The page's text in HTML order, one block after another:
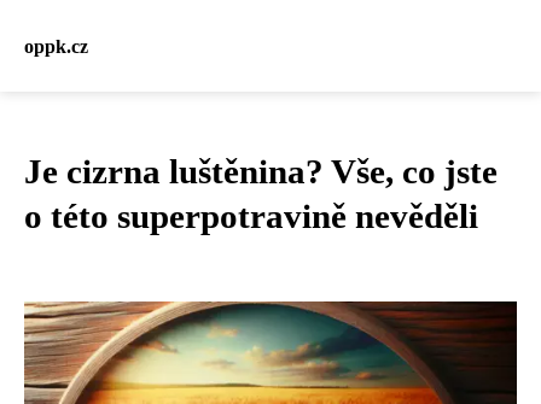
oppk.cz
Je cizrna luštěnina? Vše, co jste
o této superpotravině nevěděli